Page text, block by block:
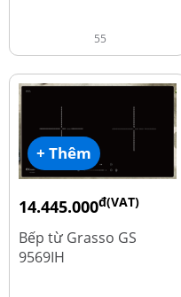
55
+ Thêm
14.445.000đ(VAT)
19.260.000
Bếp từ Grasso GS
9569IH